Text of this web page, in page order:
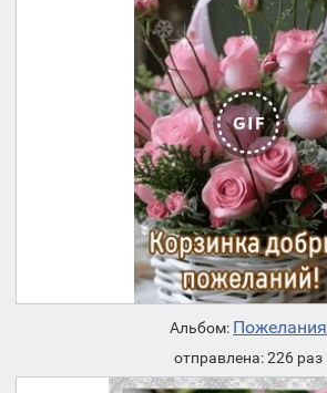
Альбом: Пожелания
отправлена: 226 раз